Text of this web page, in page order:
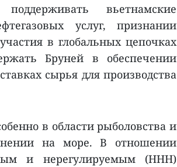
вьетнамские
услуг, признании
в глобальных цепочках
Бруней в обеспечении
сырья для производства
в области рыболовства и
на море. В отношении
и нерегулируемым (ННН)